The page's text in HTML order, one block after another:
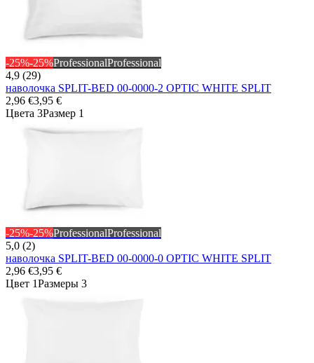
-25%-25%ProfessionalProfessional
4,9 (29)
наволочка SPLIT-BED 00-0000-2 OPTIC WHITE SPLIT
2,96 €3,95 €
Цвета 3Размер 1
-25%-25%ProfessionalProfessional
5,0 (2)
наволочка SPLIT-BED 00-0000-0 OPTIC WHITE SPLIT
2,96 €3,95 €
Цвет 1Размеры 3